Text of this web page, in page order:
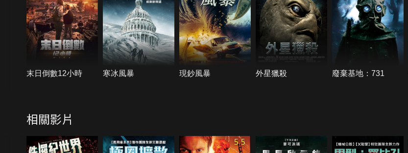
末日倒數12小時 寒冰風暴 現鈔風暴 外星獵殺 廢棄基地：731
相關影片
5.5